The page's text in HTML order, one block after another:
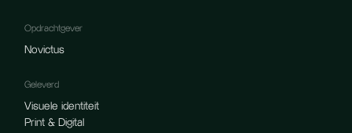
Opdrachtgever
Novictus
Geleverd
Visuele identiteit
Print & Digital